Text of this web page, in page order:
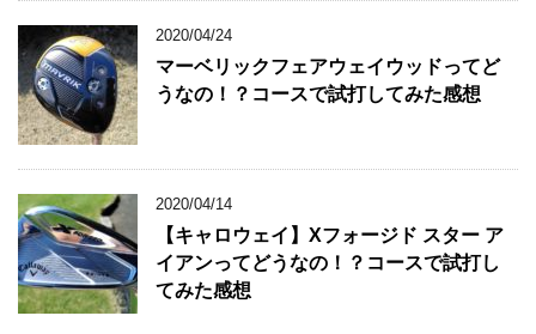
2020/04/24
マーベリックフェアウェイウッドってど
うなの！？コースで試打してみた感想
2020/04/14
【キャロウェイ】Xフォージド スター ア
イアンってどうなの！？コースで試打し
てみた感想